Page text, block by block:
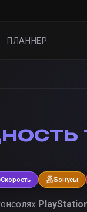
ПЛАННЕР
Скорость Бонусы